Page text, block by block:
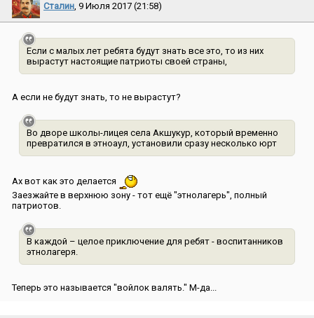
Сталин, 9 Июля 2017 (21:58)
Если с малых лет ребята будут знать все это, то из них
вырастут настоящие патриоты своей страны,
А если не будут знать, то не вырастут?
Во дворе школы-лицея села Акшукур, который временно
превратился в этноаул, установили сразу несколько юрт
Ах вот как это делается
Заезжайте в верхнюю зону - тот ещё ″этнолагерь″, полный
патриотов.
В каждой – целое приключение для ребят - воспитанников
этнолагеря.
Теперь это называется ″войлок валять.″ М-да...